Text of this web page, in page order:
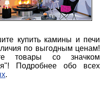
купить камины и печи
по выгодным ценам!
товары со значком
Подробнее обо всех
.